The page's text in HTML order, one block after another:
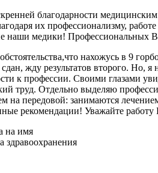
благодарности
их профессионализму,
наши медики! Профессиональных
нахожусь в 9
жду результатов второго. Но,
к профессии. Своими глазами
труд. Отдельно выделяю
на передовой: занимаются
рекомендации! Уважайте
на имя
здравоохранения